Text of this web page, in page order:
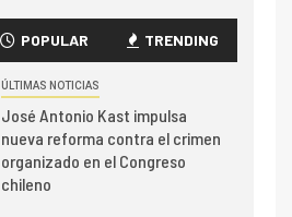
POPULAR TRENDING
ÚLTIMAS NOTICIAS
José Antonio Kast impulsa
nueva reforma contra el crimen
organizado en el Congreso
chileno